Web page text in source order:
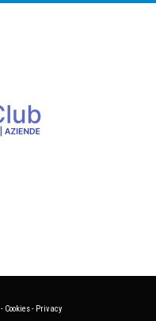
- Cookies- Privacy